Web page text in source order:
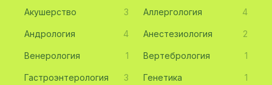
Акушерство 3 Аллергология 4
Андрология 4 Анестезиология 2
Венерология 1 Вертебрология 1
Гастроэнтерология 3 Генетика 1